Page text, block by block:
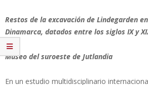
Restos de la excavación de Lindegarden
Dinamarca, datados entre los siglos IX y
Museo del suroeste de Jutlandia
En un estudio multidisciplinario